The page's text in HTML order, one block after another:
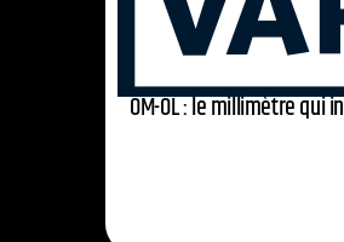
OM-OL : le millimètre qui